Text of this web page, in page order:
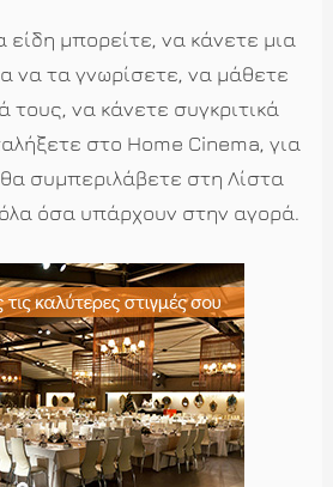
είδη μπορείτε, να κάνετε μια
να τα γνωρίσετε, να μάθετε
τους, να κάνετε συγκριτικά
στο Home Cinema, για
συμπεριλάβετε στη Λίστα
όσα υπάρχουν στην αγορά.